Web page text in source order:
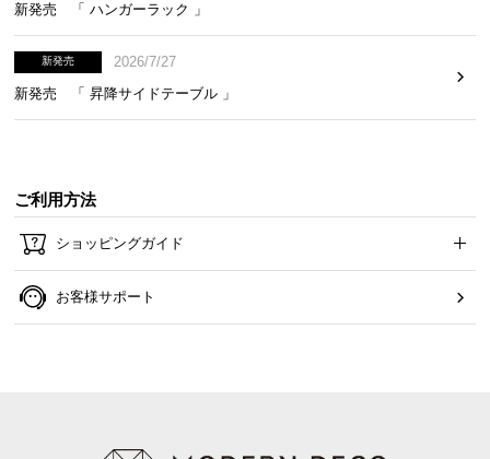
新発売 「 ハンガーラック 」
新発売
2026/7/27
新発売 「 昇降サイドテーブル 」
ご利用方法
ショッピングガイド
お客様サポート